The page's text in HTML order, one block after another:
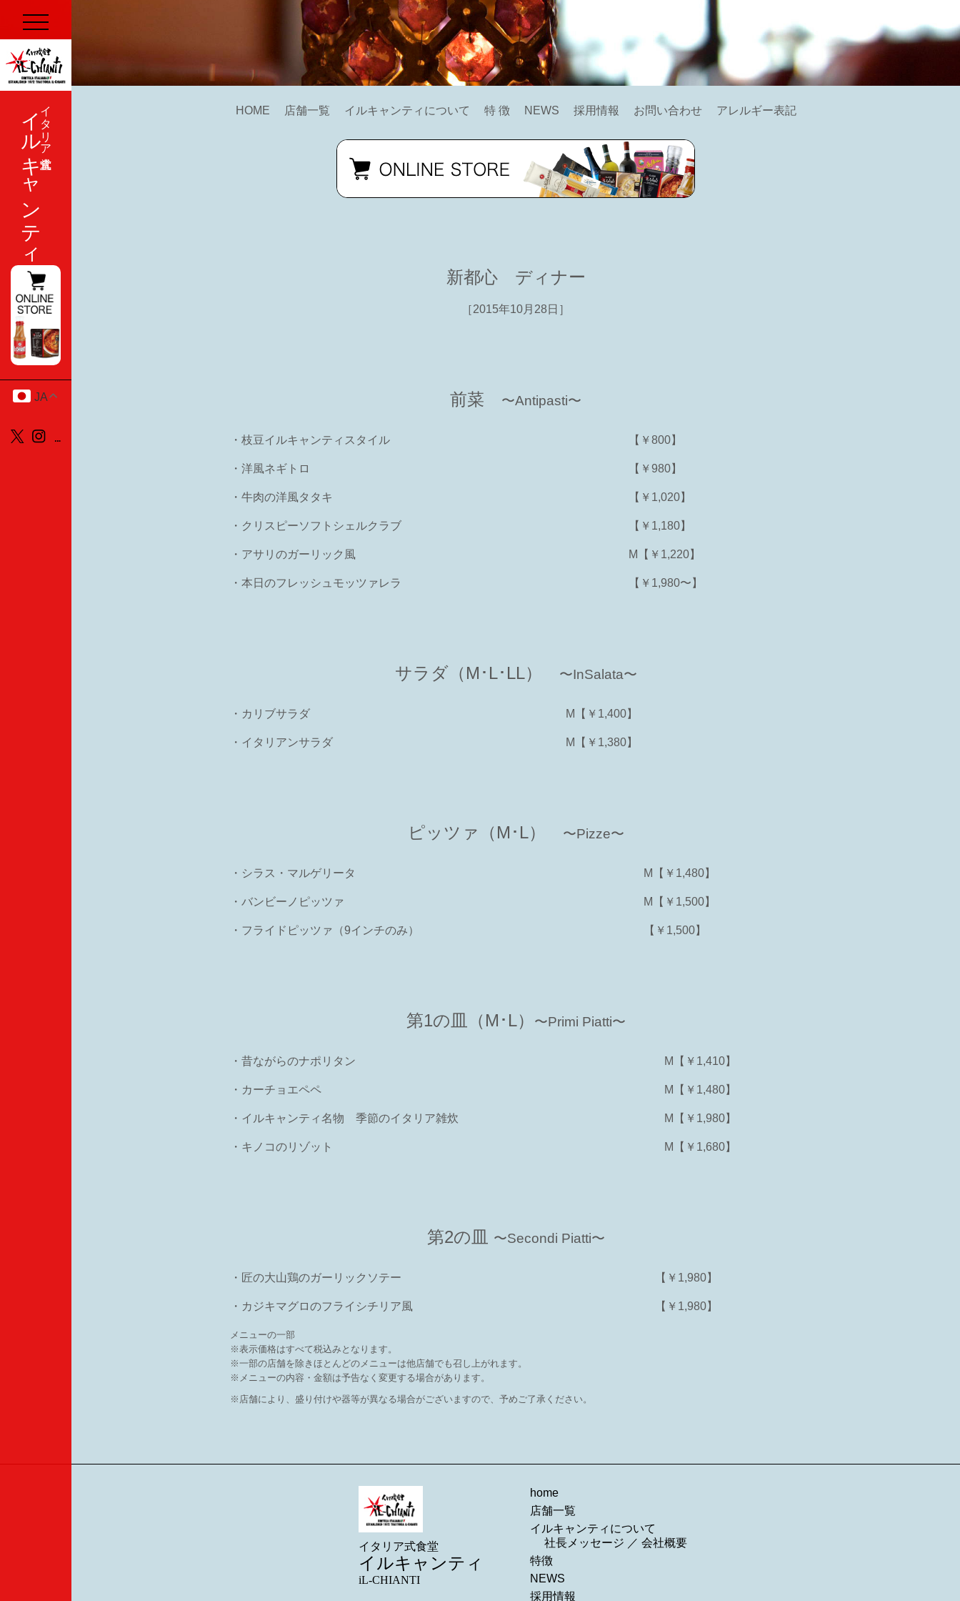
イタリア式食堂
イルキャンティ
JA
HOME 店舗一覧 イルキャンティについて 特 徴 NEWS 採用情報 お問い合わせ アレルギー表記
新都心 ディナー
［2015年10月28日］
前菜 〜Antipasti〜
・枝豆イルキャンティスタイル 【￥800】
・洋風ネギトロ 【￥980】
・牛肉の洋風タタキ 【￥1,020】
・クリスピーソフトシェルクラブ 【￥1,180】
・アサリのガーリック風 M【￥1,220】
・本日のフレッシュモッツァレラ 【￥1,980〜】
サラダ（M･L･LL） 〜InSalata〜
・カリブサラダ M【￥1,400】
・イタリアンサラダ M【￥1,380】
ピッツァ（M･L） 〜Pizze〜
・シラス・マルゲリータ M【￥1,480】
・バンビーノピッツァ M【￥1,500】
・フライドピッツァ（9インチのみ） 【￥1,500】
第1の皿（M･L） 〜Primi Piatti〜
・昔ながらのナポリタン M【￥1,410】
・カーチョエペペ M【￥1,480】
・イルキャンティ名物 季節のイタリア雑炊 M【￥1,980】
・キノコのリゾット M【￥1,680】
第2の皿 〜Secondi Piatti〜
・匠の大山鶏のガーリックソテー 【￥1,980】
・カジキマグロのフライシチリア風 【￥1,980】
メニューの一部
※表示価格はすべて税込みとなります。
※一部の店舗を除きほとんどのメニューは他店舗でも召し上がれます。
※メニューの内容・金額は予告なく変更する場合があります。
※店舗により、盛り付けや器等が異なる場合がございますので、予めご了承ください。
イタリア式食堂
イルキャンティ
iL-CHIANTI
home
店舗一覧
イルキャンティについて
社長メッセージ ／ 会社概要
特徴
NEWS
採用情報